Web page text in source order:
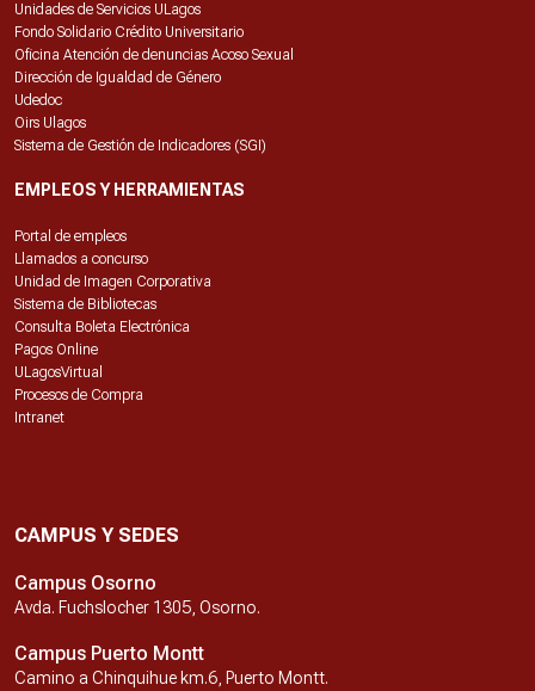
Unidades de Servicios ULagos
Fondo Solidario Crédito Universitario
Oficina Atención de denuncias Acoso Sexual
Dirección de Igualdad de Género
Udedoc
Oirs Ulagos
Sistema de Gestión de Indicadores (SGI)
EMPLEOS Y HERRAMIENTAS
Portal de empleos
Llamados a concurso
Unidad de Imagen Corporativa
Sistema de Bibliotecas
Consulta Boleta Electrónica
Pagos Online
ULagosVirtual
Procesos de Compra
Intranet
CAMPUS Y SEDES
Campus Osorno
Avda. Fuchslocher 1305, Osorno.
Campus Puerto Montt
Camino a Chinquihue km.6, Puerto Montt.